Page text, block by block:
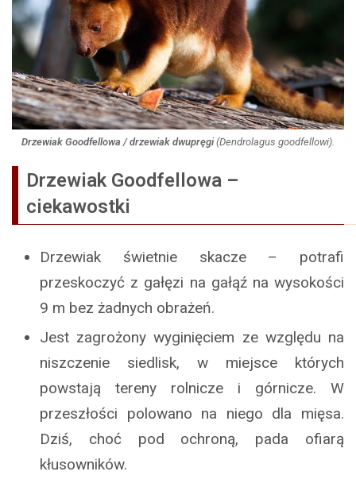
Drzewiak Goodfellowa / drzewiak dwupręgi(Dendrolagus goodfellowi).
Drzewiak Goodfellowa –
ciekawostki
Drzewiak świetnie skacze – potrafi
przeskoczyć z gałęzi na gałąź na wysokości
9 m bez żadnych obrażeń.
Jest zagrożony wyginięciem ze względu na
niszczenie siedlisk, w miejsce których
powstają tereny rolnicze i górnicze. W
przeszłości polowano na niego dla mięsa.
Dziś, choć pod ochroną, pada ofiarą
kłusowników.